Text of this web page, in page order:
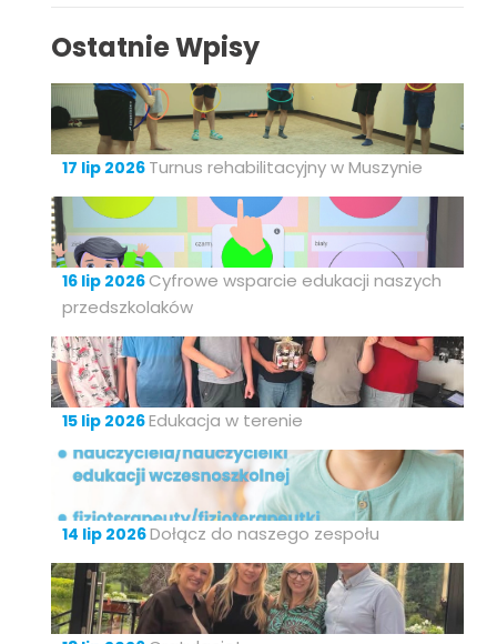
Ostatnie Wpisy
17 lip 2026 Turnus rehabilitacyjny w Muszynie
16 lip 2026 Cyfrowe wsparcie edukacji naszych
przedszkolaków
15 lip 2026Edukacja w terenie
14 lip 2026Dołącz do naszego zespołu